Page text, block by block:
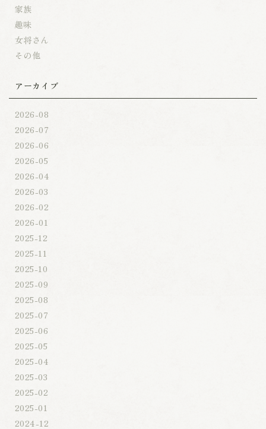
家族
趣味
女将さん
その他
アーカイブ
2026-08
2026-07
2026-06
2026-05
2026-04
2026-03
2026-02
2026-01
2025-12
2025-11
2025-10
2025-09
2025-08
2025-07
2025-06
2025-05
2025-04
2025-03
2025-02
2025-01
2024-12